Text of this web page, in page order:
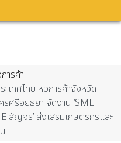
ารค้า
ะเทศไทย หอการค้าจังหวัด
ศรีอยุธยา จัดงาน ‘SME
สัญจร’ ส่งเสริมเกษตรกรและ